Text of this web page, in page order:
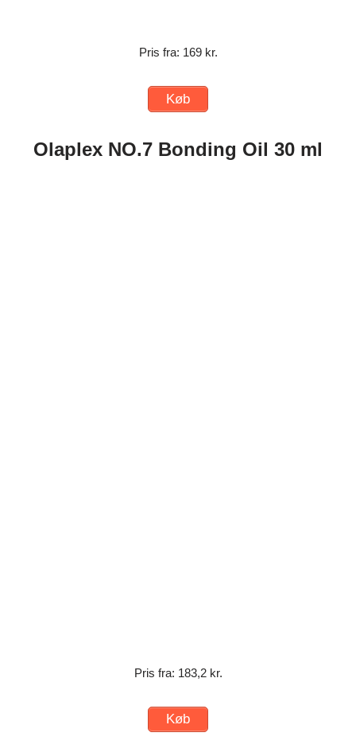
Pris fra: 169 kr.
Køb
Olaplex NO.7 Bonding Oil 30 ml
Pris fra: 183,2 kr.
Køb